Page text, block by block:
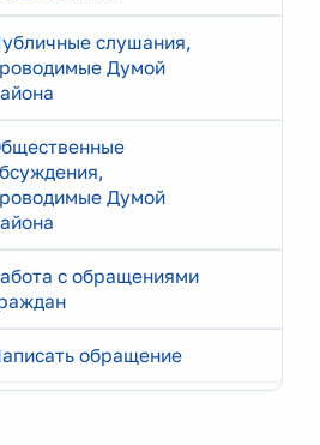
слушания,
Думой
Думой
с обращениями
обращение